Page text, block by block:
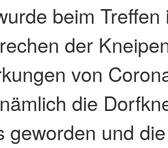
beim
der
von
die
geworden und